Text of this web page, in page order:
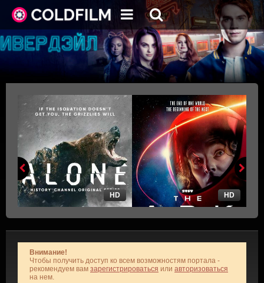
HD HD
Внимание!
Чтобы получить доступ ко всем возможностям портала -
рекомендуем вам зарегистрироваться или авторизоваться
на нем.